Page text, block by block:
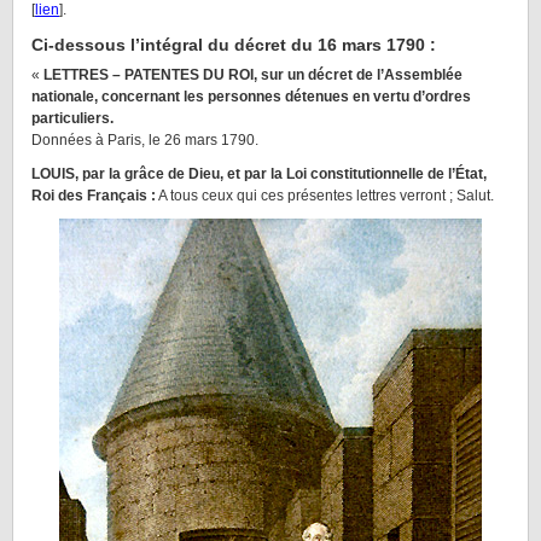
[lien].
Ci-dessous l’intégral du décret du 16 mars 1790 :
« LETTRES – PATENTES DU ROI, sur un décret de l’Assemblée
nationale, concernant les personnes détenues en vertu d’ordres
particuliers.
Données à Paris, le 26 mars 1790.
LOUIS, par la grâce de Dieu, et par la Loi constitutionnelle de l’État,
Roi des Français : A tous ceux qui ces présentes lettres verront ; Salut.